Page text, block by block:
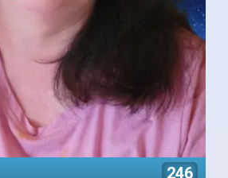
246